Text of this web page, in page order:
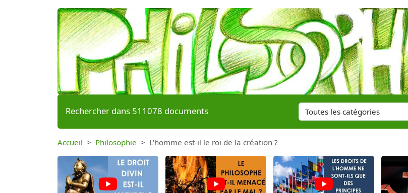
Rechercher dans 511078 documents
Accueil Philosophie L'homme est-il le roi de la création ?